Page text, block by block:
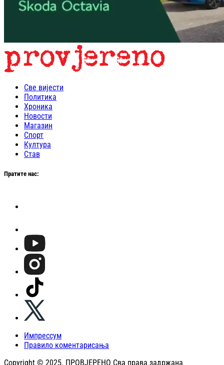
Све вијести
Политика
Хроника
Новости
Магазин
Спорт
Култура
Став
Пратите нас:
Импрессум
Правило коментарисања
Copyright © 2025. ПРОВЈЕРЕНО Сва права задржана